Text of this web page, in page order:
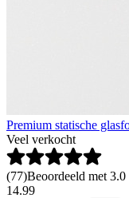
Premium statische
Veel verkocht
(77)Beoordeeld met
14.99